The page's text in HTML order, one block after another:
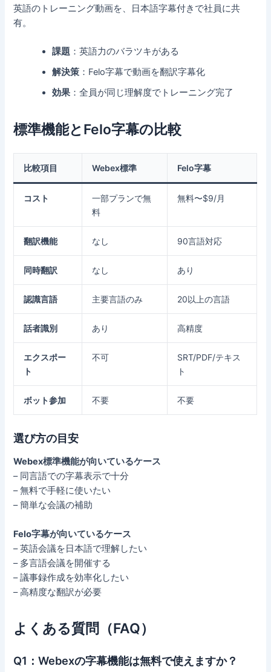
英語のトレーニング動画を、日本語字幕付きで社員に共
有。
課題 ：英語力のバラツキがある
解決策 ：Felo字幕で動画を翻訳字幕化
効果 ：全員が同じ理解度でトレーニング完了
標準機能とFelo字幕の比較
比較項目 Webex標準 Felo字幕
コスト
一部プランで無
料
無料〜$9/月
翻訳機能 なし 90言語対応
同時翻訳 なし あり
認識言語 主要言語のみ 20以上の言語
話者識別 あり 高精度
エクスポー
ト
不可
SRT/PDF/テキス
ト
ボット参加 不要 不要
選び方の目安
Webex標準機能が向いているケース
– 同言語での字幕表示で十分
– 無料で手軽に使いたい
– 簡単な会議の補助
Felo字幕が向いているケース
– 英語会議を日本語で理解したい
– 多言語会議を開催する
– 議事録作成を効率化したい
– 高精度な翻訳が必要
よくある質問（FAQ）
Q1：Webexの字幕機能は無料で使えますか？